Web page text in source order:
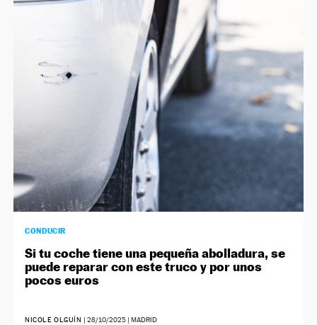
CONDUCIR
Si tu coche tiene una pequeña abolladura, se
puede reparar con este truco y por unos
pocos euros
NICOLE OLGUÍN | 28/10/2025| MADRID